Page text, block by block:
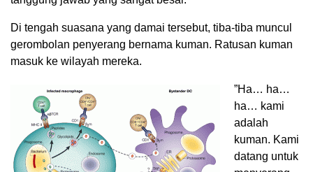
Di tengah suasana yang damai tersebut, tiba-tiba muncul
gerombolan penyerang bernama kuman. Ratusan kuman
masuk ke wilayah mereka.
”Ha… ha…
ha… kami
adalah
kuman. Kami
datang untuk